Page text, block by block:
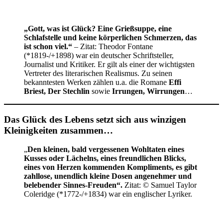
„Gott, was ist Glück? Eine Grießsuppe, eine
Schlafstelle und keine körperlichen Schmerzen, das
ist schon viel.“ – Zitat: Theodor Fontane
(*1819-/+1898) war ein deutscher Schriftsteller,
Journalist und Kritiker. Er gilt als einer der wichtigsten
Vertreter des literarischen Realismus. Zu seinen
bekanntesten Werken zählen u.a. die Romane Effi
Briest, Der Stechlin sowie Irrungen, Wirrungen…
Das Glück des Lebens setzt sich aus winzigen
Kleinigkeiten zusammen…
„Den kleinen, bald vergessenen Wohltaten eines
Kusses oder Lächelns, eines freundlichen Blicks,
eines von Herzen kommenden Kompliments, es gibt
zahllose, unendlich kleine Dosen angenehmer und
belebender Sinnes-Freuden“. Zitat: © Samuel Taylor
Coleridge (*1772-/+1834) war ein englischer Lyriker.